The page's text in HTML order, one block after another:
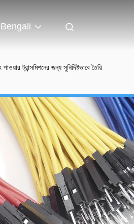
Bengali
ট্রান্সমিশনের জন্য সুনির্দিষ্টভাবে তৈরি